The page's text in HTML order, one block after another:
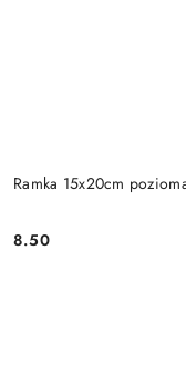
Ramka 15x20cm
Cena:
8.50